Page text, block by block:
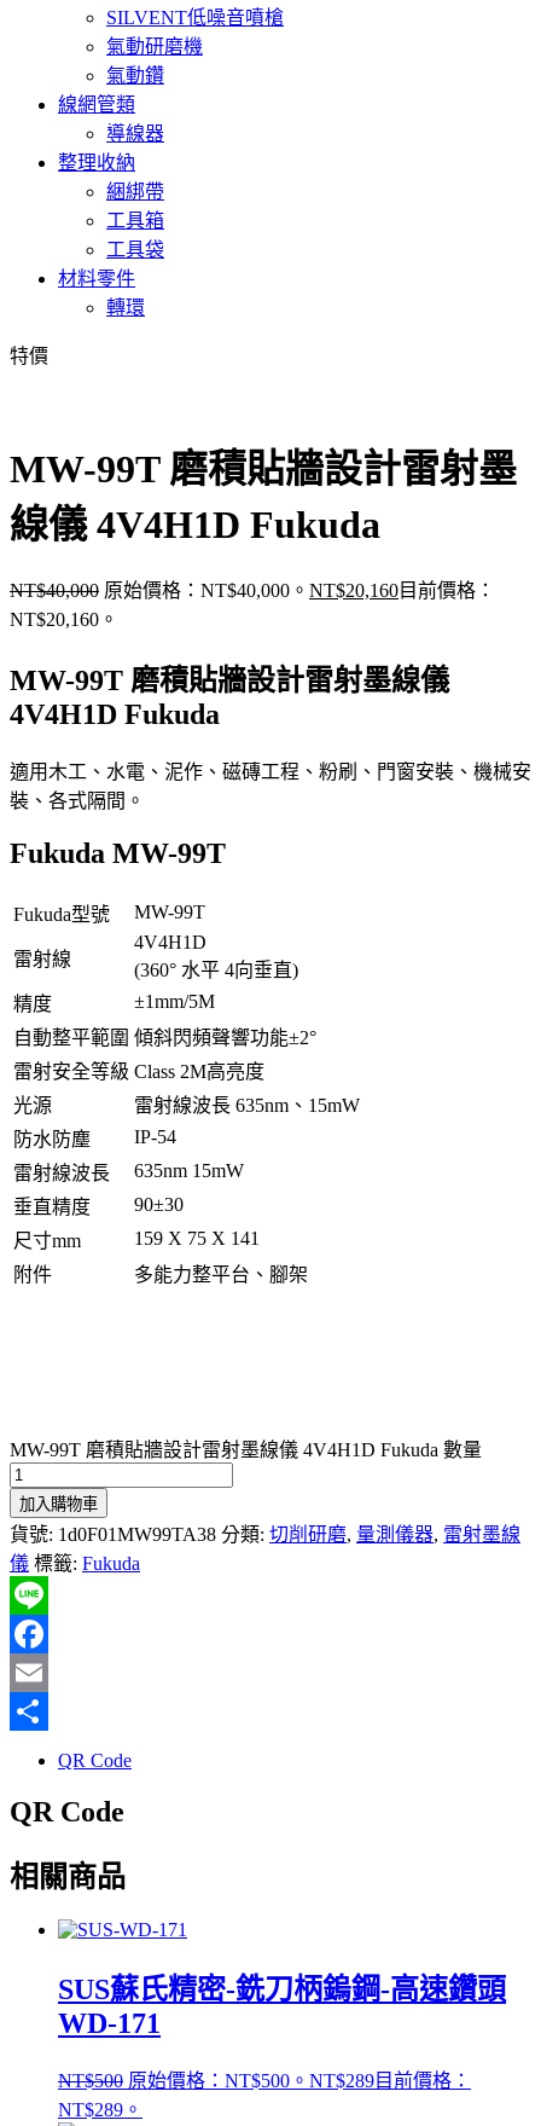
SILVENT低噪音噴槍
氣動研磨機
氣動鑽
線網管類
導線器
整理收納
綑綁帶
工具箱
工具袋
材料零件
轉環
特價
MW-99T 磨積貼牆設計雷射墨
線儀 4V4H1D Fukuda
NT$40,000 原始價格：NT$40,000。 NT$20,160目前價格：
NT$20,160。
MW-99T 磨積貼牆設計雷射墨線儀
4V4H1D Fukuda
適用木工、水電、泥作、磁磚工程、粉刷、門窗安裝、機械安
裝、各式隔間。
Fukuda MW-99T
Fukuda型號 MW-99T
雷射線
4V4H1D
(360° 水平 4向垂直)
精度
±1mm/5M
自動整平範圍 傾斜閃頻聲響功能±2°
雷射安全等級 Class 2M高亮度
光源
雷射線波長 635nm、15mW
防水防塵
IP-54
雷射線波長
635nm 15mW
垂直精度
90±30
尺寸mm
159 X 75 X 141
附件
多能力整平台、腳架
MW-99T 磨積貼牆設計雷射墨線儀 4V4H1D Fukuda 數量
加入購物車
貨號: 1d0F01MW99TA38 分類: 切削研磨, 量測儀器, 雷射墨線
儀 標籤: Fukuda
Line
Facebook
Email
QR Code
QR Code
相關商品
SUS蘇氏精密-銑刀柄鎢鋼-高速鑽頭
WD-171
NT$500 原始價格：NT$500。 NT$289目前價格：
NT$289。